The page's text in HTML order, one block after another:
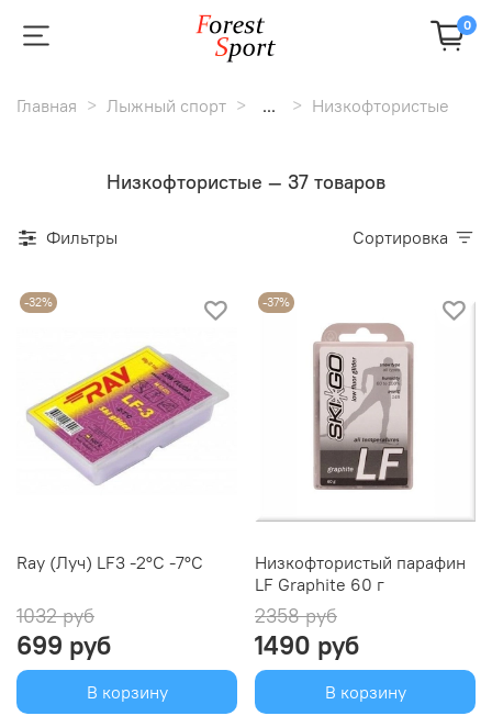
0
Главная Лыжный спорт ... Низкофтористые
Низкофтористые — 37 товаров
Фильтры Сортировка
-32%
Ray (Луч) LF3 -2°С -7°С
1032 руб
699 руб
В корзину
-37%
Низкофтористый парафин
LF Graphite 60 г
2358 руб
1490 руб
В корзину